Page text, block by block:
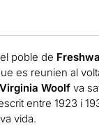
el poble de
es reunien al
Virginia Woolfva
entre 1923 i
vida.